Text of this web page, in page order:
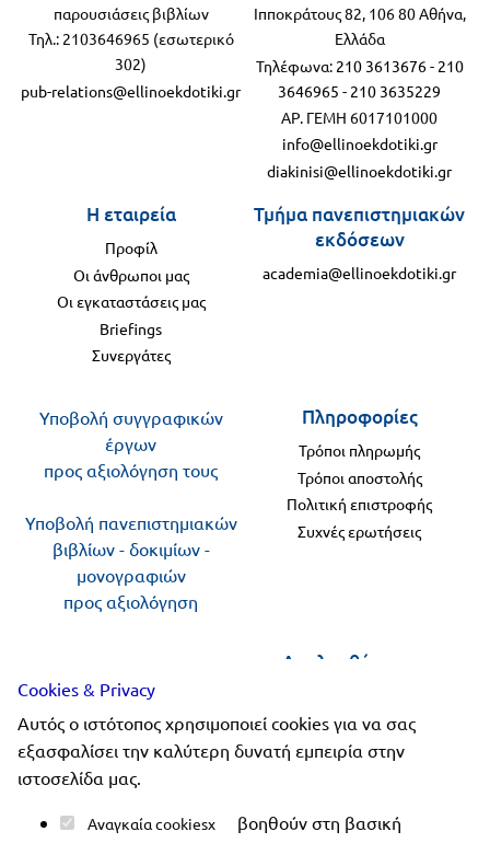
Ιπποκράτους 82, 106 80 Αθήνα,
Ελλάδα
Τηλέφωνα: 210 3613676- 210
3646965 - 210 3635229
ΑΡ. ΓΕΜΗ 6017101000
info@ellinoekdotiki.gr
diakinisi@ellinoekdotiki.gr
Η εταιρεία
Προφίλ
Οι άνθρωποι μας
Οι εγκαταστάσεις μας
Briefings
Συνεργάτες
παρουσιάσεις βιβλίων
Τηλ.: 2103646965 (εσωτερικό
302)
pub-relations@ellinoekdotiki.gr
Τμήμα πανεπιστημιακών
εκδόσεων
academia@ellinoekdotiki.gr
Πληροφορίες
Τρόποι πληρωμής
Τρόποι αποστολής
Πολιτική επιστροφής
Συχνές ερωτήσεις
Υποβολή συγγραφικών
έργων
προς αξιολόγηση τους
Υποβολή πανεπιστημιακών
βιβλίων - δοκιμίων -
μονογραφιών
προς αξιολόγηση
Ακολουθήστε μας
reserved| Όροι χρήσης | Προστασία δεδομένων
Cookies & Privacy
Αυτός ο ιστότοπος χρησιμοποιεί cookies για να σας
εξασφαλίσει την καλύτερη δυνατή εμπειρία στην
ιστοσελίδα μας.
Αναγκαία cookies βοηθούν στη βασική